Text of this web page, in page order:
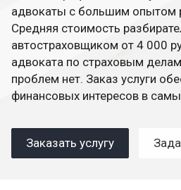
адвокаты с большим опытом
Средняя стоимость
автостраховщиком от 4 000
адвоката по страховым
проблем нет. Заказ услуги
финансовых интересов в
Заказать услугу